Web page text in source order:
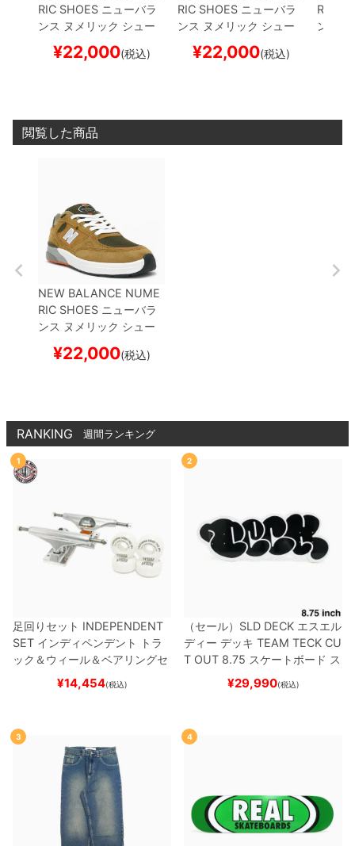
RIC SHOES ニューバラ
ンス ヌメリック シュー
ズ スニーカー ANDREW
REYNOLDS 933NM93
¥22,000(税込)
RIC SHOES ニューバラ
ンス ヌメリック シュー
ズ スニーカー ANDREW
REYNOLDS 933NM93
¥22,000(税込)
RIC
ンス
閲覧した商品
NEW BALANCE NUME
RIC SHOES ニューバラ
ンス ヌメリック シュー
ズ スニーカー ANDREW
REYNOLDS 933NM93
¥22,000(税込)
RANKING 週間ランキング
1
足回りセット INDEPENDENT
SET インディペンデント
トラ
ック＆ウィール＆ベアリングセ
（トリック用）
ード スケボー
¥14,454(税込)
2
（セール） SLD DECK エスエル
ディー デッキ TEAM TECK CU
T OUT 8.75 スケートボード ス
¥29,990(税込)
3 4